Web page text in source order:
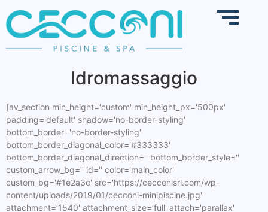
Idromassaggio
[av_section min_height='custom' min_height_px='500px'
padding='default' shadow='no-border-styling'
bottom_border='no-border-styling'
bottom_border_diagonal_color='#333333'
bottom_border_diagonal_direction='' bottom_border_style=''
custom_arrow_bg='' id='' color='main_color'
custom_bg='#1e2a3c' src='https://cecconisrl.com/wp-
content/uploads/2019/01/cecconi-minipiscine.jpg'
attachment='1540' attachment_size='full' attach='parallax'